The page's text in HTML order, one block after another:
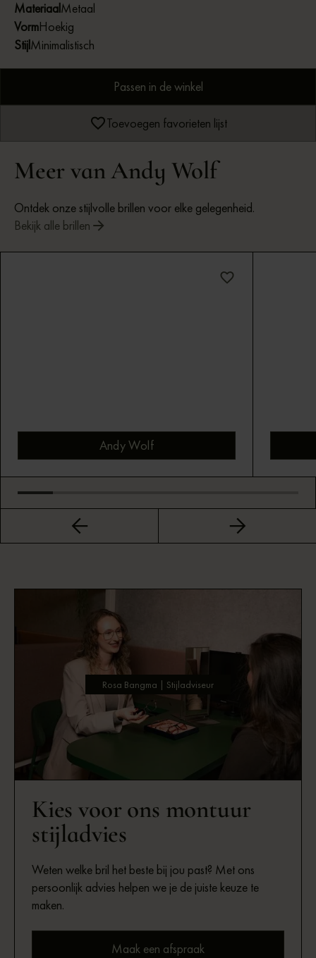
MateriaalMetaal
VormHoekig
StijlMinimalistisch
Passen in de winkel
Toevoegen favorieten lijst
Meer van Andy Wolf
Ontdek onze stijlvolle brillen voor elke gelegenheid.
Bekijk alle brillen
Andy Wolf
Bekijk montuur
Kies voor ons montuur
stijladvies
Weten welke bril het beste bij jou past? Met ons
persoonlijk advies helpen we je de juiste keuze te
maken.
Maak een afspraak
Rosa Bangma | Stijladviseur